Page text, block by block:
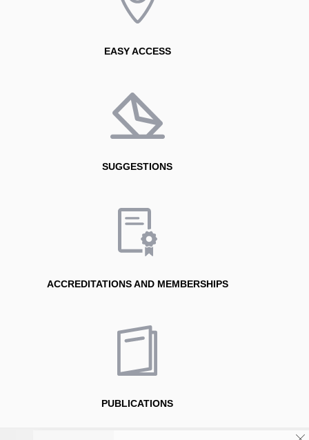
EASY ACCESS
SUGGESTIONS
ACCREDITATIONS AND MEMBERSHIPS
PUBLICATIONS